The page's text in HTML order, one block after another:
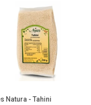
Natura - Tahini